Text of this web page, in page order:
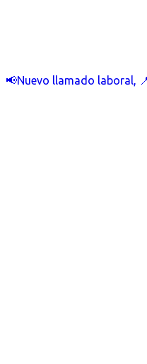
📢Nuevo llamado laboral,